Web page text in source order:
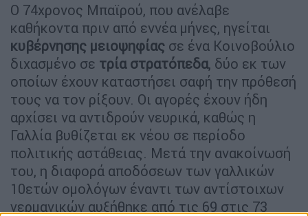
Ο 74χρονος Μπαϊρού, που ανέλαβε
καθήκοντα πριν από εννέα μήνες, ηγείται
κυβέρνησης μειοψηφίας σε ένα Κοινοβούλιο
διχασμένο σε τρία στρατόπεδα, δύο εκ των
οποίων έχουν καταστήσει σαφή την πρόθεσή
τους να τον ρίξουν. Οι αγορές έχουν ήδη
αρχίσει να αντιδρούν νευρικά, καθώς η
Γαλλία βυθίζεται εκ νέου σε περίοδο
πολιτικής αστάθειας. Μετά την ανακοίνωσή
του, η διαφορά αποδόσεων των γαλλικών
10ετών ομολόγων έναντι των αντίστοιχων
γερμανικών αυξήθηκε από τις 69 στις 73